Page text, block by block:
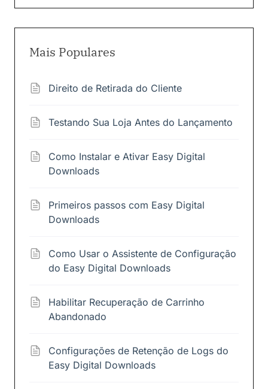
Mais Populares
Direito de Retirada do Cliente
Testando Sua Loja Antes do Lançamento
Como Instalar e Ativar Easy Digital
Downloads
Primeiros passos com Easy Digital
Downloads
Como Usar o Assistente de Configuração
do Easy Digital Downloads
Habilitar Recuperação de Carrinho
Abandonado
Configurações de Retenção de Logs do
Easy Digital Downloads